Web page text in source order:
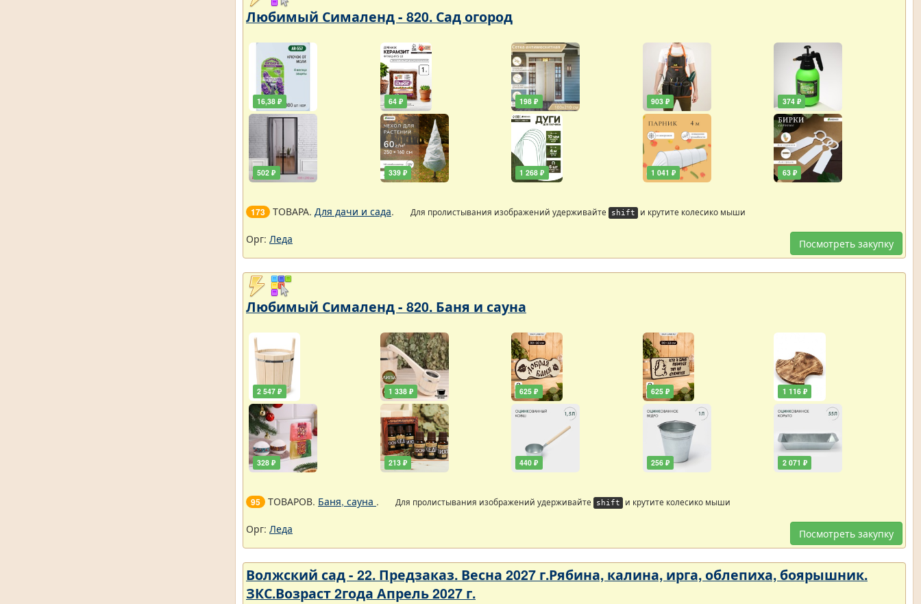
Любимый Сималенд - 820. Сад огород
16,38 ₽
502 ₽
64 ₽
339 ₽
198 ₽
1 268 ₽
903 ₽
1 041 ₽
374 ₽
63 ₽
173 ТОВАРА. Для дачи и сада. Для пролистывания изображений удерживайте shift и крутите колесико мыши
Посмотреть закупку
Орг: Леда
Любимый Сималенд - 820. Баня и сауна
2 547 ₽
328 ₽
1 338 ₽
213 ₽
625 ₽
440 ₽
625 ₽
256 ₽
1 116 ₽
2 071 ₽
95 ТОВАРОВ. Баня, сауна . Для пролистывания изображений удерживайте shift и крутите колесико мыши
Посмотреть закупку
Орг: Леда
Волжский сад - 22. Предзаказ. Весна 2027 г.Рябина, калина, ирга, облепиха, боярышник.
ЗКС.Возраст 2года Апрель 2027 г.